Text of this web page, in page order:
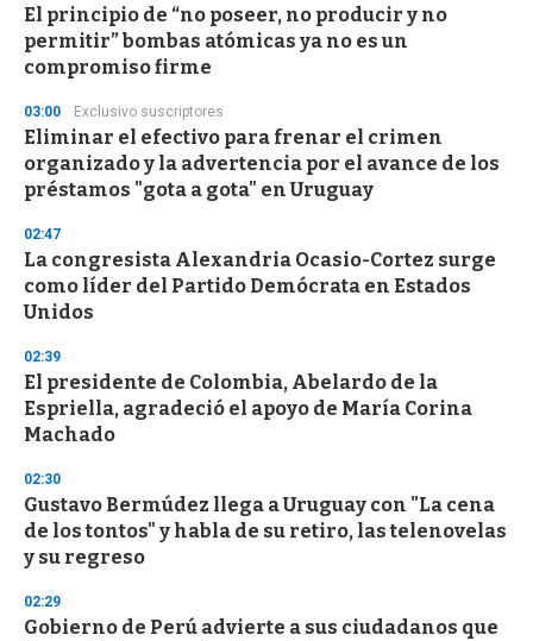
El principio de “no poseer, no producir y no
permitir” bombas atómicas ya no es un
compromiso firme
03:00 Exclusivo suscriptores
Eliminar el efectivo para frenar el crimen
organizado y la advertencia por el avance de los
préstamos "gota a gota" en Uruguay
02:47
La congresista Alexandria Ocasio-Cortez surge
como líder del Partido Demócrata en Estados
Unidos
02:39
El presidente de Colombia, Abelardo de la
Espriella, agradeció el apoyo de María Corina
Machado
02:30
Gustavo Bermúdez llega a Uruguay con "La cena
de los tontos" y habla de su retiro, las telenovelas
y su regreso
02:29
Gobierno de Perú advierte a sus ciudadanos que